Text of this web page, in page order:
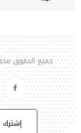
جميع الحقوق
إشترك